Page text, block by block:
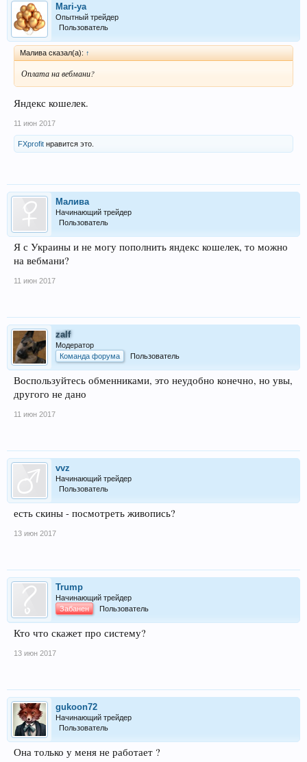
Mari-ya
Опытный трейдер
Пользователь
Малива сказал(а): ↑
Оплата на вебмани?
Яндекс кошелек.
11 июн 2017
FXprofit нравится это.
Малива
Начинающий трейдер
Пользователь
Я с Украины и не могу пополнить яндекс кошелек, то можно
на вебмани?
11 июн 2017
zalf
Модератор
Команда форума
Пользователь
Воспользуйтесь обменниками, это неудобно конечно, но увы,
другого не дано
11 июн 2017
vvz
Начинающий трейдер
Пользователь
есть скины - посмотреть живопись?
13 июн 2017
Trump
Начинающий трейдер
Забанен
Пользователь
Кто что скажет про систему?
13 июн 2017
gukoon72
Начинающий трейдер
Пользователь
Она только у меня не работает ?